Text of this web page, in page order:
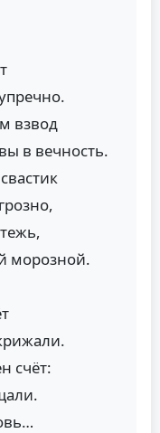
взвод
в вечность.
морозной.
счёт: